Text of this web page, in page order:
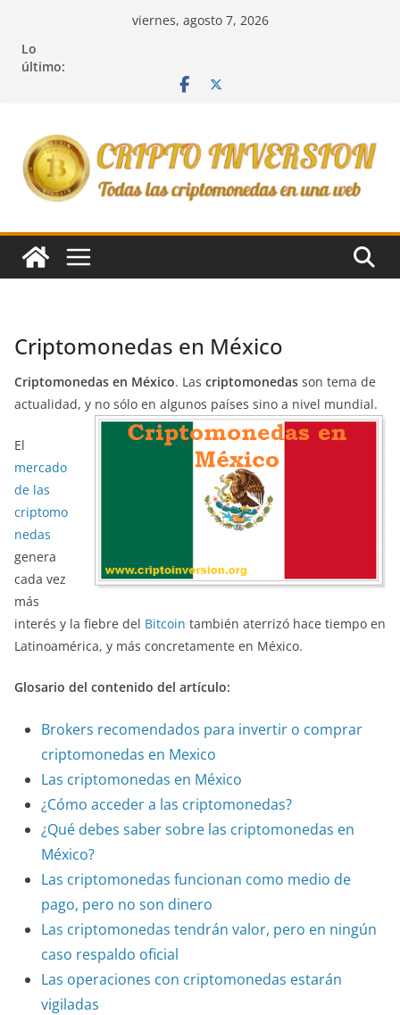
contenido
viernes, agosto 7, 2026
Lo
último:
Criptomonedas en México
Criptomonedas en México. Las criptomonedas son tema de
actualidad, y no sólo en algunos países sino a nivel mundial.
El
mercado
de las
criptomo
nedas
genera
cada vez
más
interés y la fiebre del Bitcoin también aterrizó hace tiempo en
Latinoamérica, y más concretamente en México.
Glosario del contenido del artículo:
Brokers recomendados para invertir o comprar
criptomonedas en Mexico
Las criptomonedas en México
¿Cómo acceder a las criptomonedas?
¿Qué debes saber sobre las criptomonedas en
México?
Las criptomonedas funcionan como medio de
pago, pero no son dinero
Las criptomonedas tendrán valor, pero en ningún
caso respaldo oficial
Las operaciones con criptomonedas estarán
vigiladas